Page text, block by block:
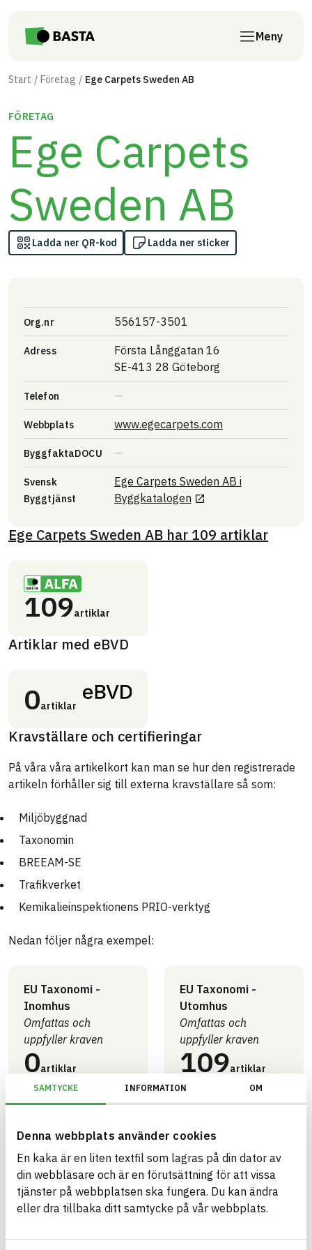
SAMTYCKE INFORMATION OM
Denna webbplats använder cookies
En kaka är en liten textfil som lagras på din dator av
din webbläsare och är en förutsättning för att vissa
tjänster på webbplatsen ska fungera. Du kan ändra
eller dra tillbaka ditt samtycke på vår webbplats.
Meny
Start Företag Ege Carpets Sweden AB
FÖRETAG
Ege Carpets
Sweden AB
Ladda ner QR-kod Ladda ner sticker
Org.nr 556157-3501
Adress
Första Långgatan 16
SE-413 28 Göteborg
Telefon
Webbplats www.egecarpets.comLänk till annan
ByggfaktaDOCU
Svensk
Byggtjänst
Ege Carpets Sweden AB i
ByggkatalogenLänk till annan
Ege Carpets Sweden AB har 109 artiklar
109artiklar
Artiklar med eBVD
0artiklar
Kravställare och certifieringar
På våra våra artikelkort kan man se hur den registrerade
artikeln förhåller sig till externa kravställare så som:
Miljöbyggnad
Taxonomin
BREEAM-SE
Trafikverket
Kemikalieinspektionens PRIO-verktyg
Nedan följer några exempel:
EU Taxonomi -
Inomhus
Omfattas och
uppfyller kraven
0artiklar
EU Taxonomi -
Utomhus
Omfattas och
uppfyller kraven
109artiklar
Miljöbyggnad -
Utomhus - Brons
0artiklar
Miljöbyggnad -
Utomhus - Guld
109artiklar